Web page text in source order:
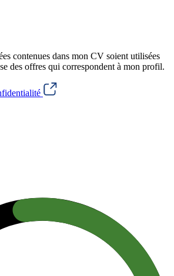
contenues dans mon CV soient utilisées
des offres qui correspondent à mon profil.